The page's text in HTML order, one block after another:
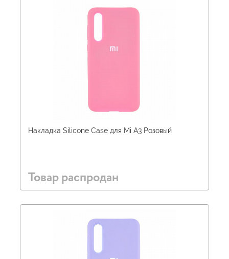
Накладка Silicone Case для Mi A3 Розовый
Товар распродан